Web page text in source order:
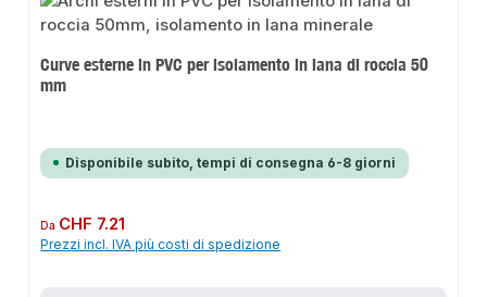
Curve esterne in PVC per isolamento in lana di roccia 50
mm
Disponibile subito, tempi di consegna 6-8 giorni
Prezzo normale:
Da CHF 7.21
Prezzi incl. IVA più costi di spedizione